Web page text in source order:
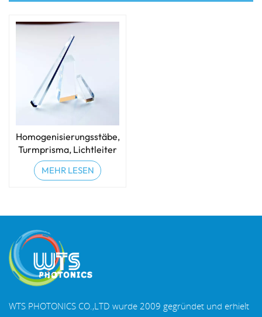
Homogenisierungsstäbe,
Turmprisma, Lichtleiter
und IPL-Lichtleiter
MEHR LESEN
WTS PHOTONICS CO.,LTD wurde 2009 gegründet und erhielt